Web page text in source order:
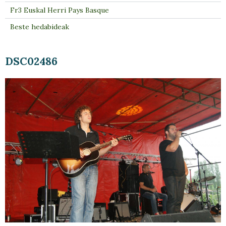
DSC02486
Fr3 Euskal Herri Pays Basque
Beste hedabideak